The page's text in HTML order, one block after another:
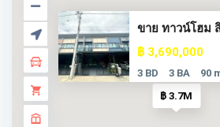
฿ 3.7M
ขาย ทาวน์โฮม
฿ 3,690,000
3 BD 3 BA 90